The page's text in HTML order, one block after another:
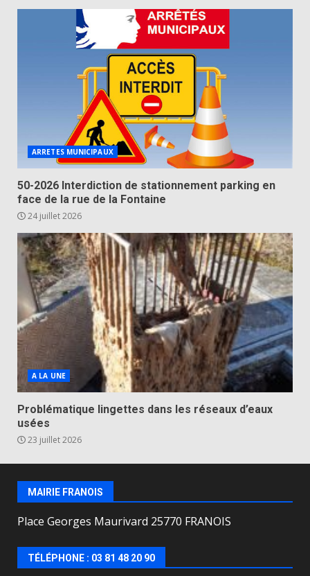
ARRETES MUNICIPAUX
50-2026 Interdiction de stationnement parking en
face de la rue de la Fontaine
24 juillet 2026
A LA UNE
Problématique lingettes dans les réseaux d’eaux
usées
23 juillet 2026
MAIRIE FRANOIS
Place Georges Maurivard 25770 FRANOIS
TÉLÉPHONE : 03 81 48 20 90